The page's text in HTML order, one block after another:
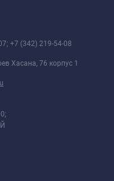
+7 (342) 219-54-08
Хасана, 76 корпус 1